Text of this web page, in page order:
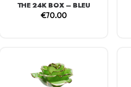
THE 24K BOX – BLEU
€70.00